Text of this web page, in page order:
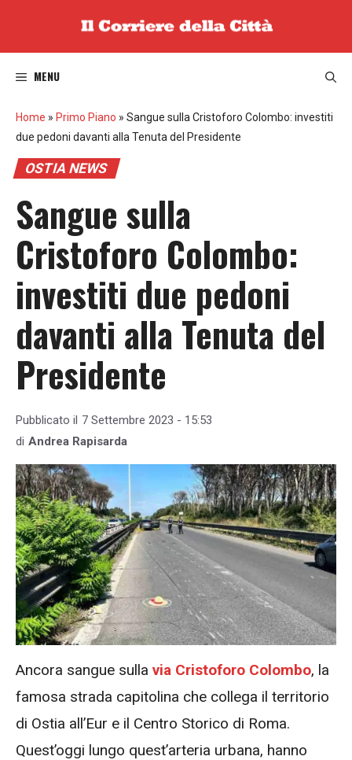
MENU
Home » Primo Piano » Sangue sulla Cristoforo Colombo: investiti
due pedoni davanti alla Tenuta del Presidente
OSTIA NEWS
Sangue sulla
Cristoforo Colombo:
investiti due pedoni
davanti alla Tenuta del
Presidente
Pubblicato il 7 Settembre 2023 - 15:53
di Andrea Rapisarda
Ancora sangue sulla via Cristoforo Colombo, la
famosa strada capitolina che collega il territorio
di Ostia all’Eur e il Centro Storico di Roma.
Quest’oggi lungo quest’arteria urbana, hanno